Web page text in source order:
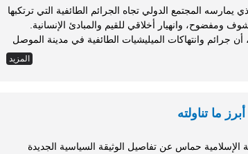
المجتمع الدولي تجاه الجرائم الطائفية التي ترتكبها
ومفضوح، وانهيار أخلاقي للقيم والمبادئ الإنسانية.
أن جرائم وانتهاكات الميليشيات الطائفية في مدينة الموصل
المزيد
ما تناولته
حماس عن تفاصيل الوثيقة السياسية الجديدة